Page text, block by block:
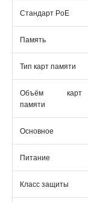
Стандарт PoE
Память
Тип карт памяти
Объём карт
памяти
Основное
Питание
Класс защиты